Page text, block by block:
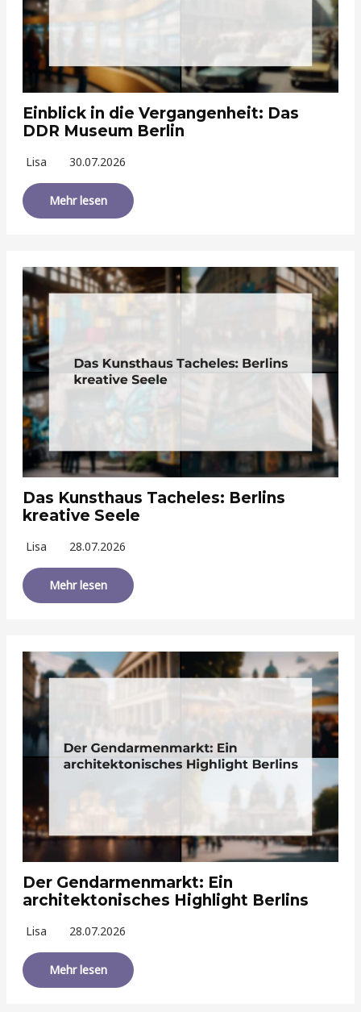
Einblick in die Vergangenheit: Das
DDR Museum Berlin
Lisa 30.07.2026
Mehr lesen
Das Kunsthaus Tacheles: Berlins
kreative Seele
Lisa 28.07.2026
Mehr lesen
Der Gendarmenmarkt: Ein
architektonisches Highlight Berlins
Lisa 28.07.2026
Mehr lesen